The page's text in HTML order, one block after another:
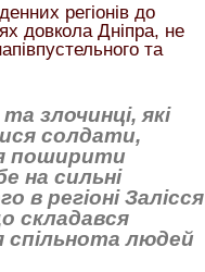
регіонів до
довкола Дніпра, не
та
злочинці, які
солдати,
поширити
на сильні
в регіоні Залісся
складався
спільнота людей